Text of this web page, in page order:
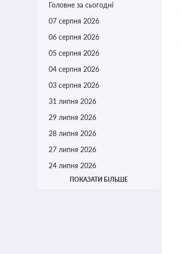
Головне за сьогодні
07 серпня 2026
06 серпня 2026
05 серпня 2026
04 серпня 2026
03 серпня 2026
31 липня 2026
29 липня 2026
28 липня 2026
27 липня 2026
24 липня 2026
ПОКАЗАТИ БІЛЬШЕ